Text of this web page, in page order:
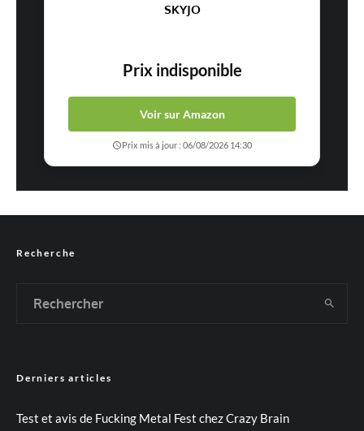
SKYJO
Prix indisponible
Voir sur Amazon
Prix mis à jour : 06/08/2026 14:30
Recherche
Derniers articles
Test et avis de Fucking Metal Fest chez Crazy Brain